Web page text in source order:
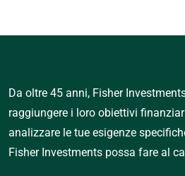
Da oltre 45 anni, Fisher
raggiungere i loro obiettivi
analizzare le tue esigenze
Fisher Investments possa fare al